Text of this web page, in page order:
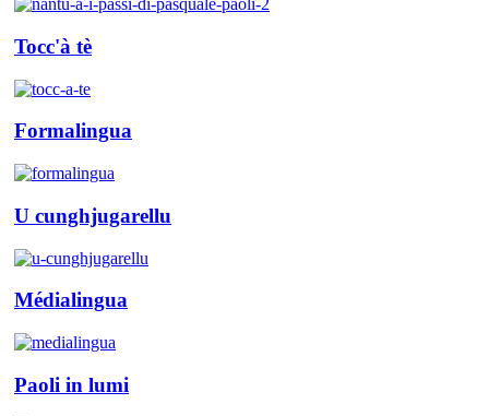
Tocc'à tè
Formalingua
U cunghjugarellu
Médialingua
Paoli in lumi